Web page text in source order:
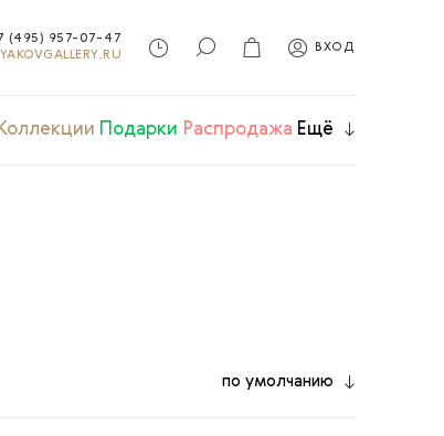
(495) 957-07-47
ВХОД
Коллекции Подарки Распродажа Ещё
по умолчанию